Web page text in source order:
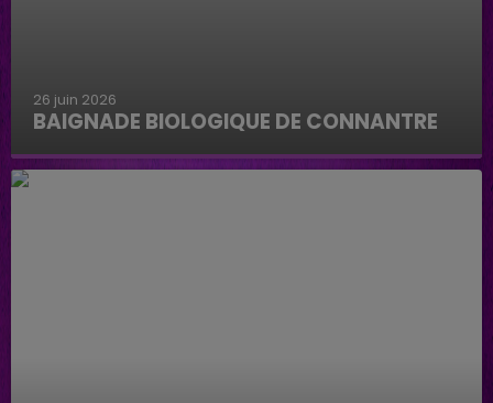
26 juin 2026
BAIGNADE BIOLOGIQUE DE CONNANTRE
Baignade biologique de Connantre